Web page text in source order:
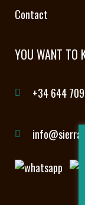
Contact
YOU WANT TO
+34 644